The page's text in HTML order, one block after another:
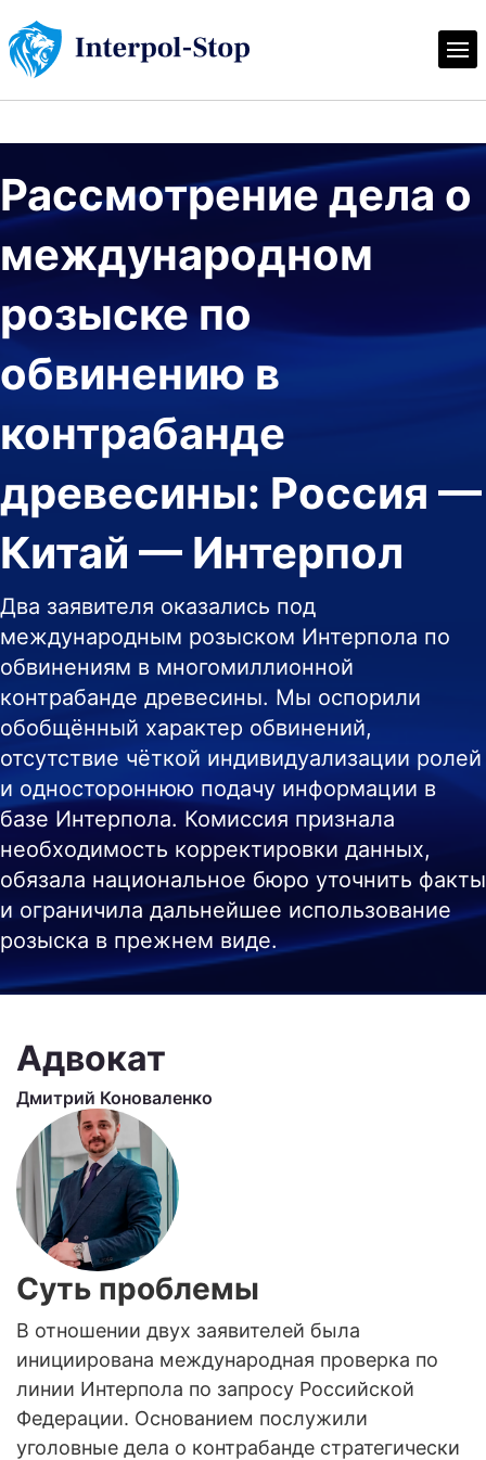
Рассмотрение дела о
международном
розыске по
обвинению в
контрабанде
древесины: Россия —
Китай — Интерпол
Два заявителя оказались под
международным розыском Интерпола по
обвинениям в многомиллионной
контрабанде древесины. Мы оспорили
обобщённый характер обвинений,
отсутствие чёткой индивидуализации ролей
и одностороннюю подачу информации в
базе Интерпола. Комиссия признала
необходимость корректировки данных,
обязала национальное бюро уточнить факты
и ограничила дальнейшее использование
розыска в прежнем виде.
Адвокат
Дмитрий Коноваленко
Суть проблемы
В отношении двух заявителей была
инициирована международная проверка по
линии Интерпола по запросу Российской
Федерации. Основанием послужили
уголовные дела о контрабанде стратегически